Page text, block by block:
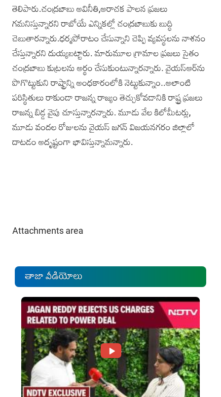
తెలిపారు.చంద్రబాబు అవినీతి,అరాచక పాలన ప్రజలు
గమనిస్తున్నారని రాబోయే ఎన్నికల్లో చంద్రబాబుకు బుద్ధి
చెబుతారన్నారు.ధర్మపోరాటం చేసున్నాని చెప్పి వ్యవస్థలను నాశనం
చేస్తున్నారని దుయ్యబట్టారు. మారుమూల గ్రామాల ప్రజలు సైతం
చంద్రబాబు కుట్రలను అర్థం చేసుకుంటున్నారన్నారు. వైయస్‌ఆర్‌ను
పొగొట్టుకుని రాష్ట్రాన్ని అంధకారంలోకి నెట్టుకున్నాం..అలాంటి
పరిస్థితులు రాకుండా రాజన్న రాజ్యం తెచ్చుకోవడానికి రాష్ట్ర ప్రజలు
రాజన్న బిడ్డ వైపు చూస్తున్నారన్నారు. మూడు వేల కిలోమీటర్లు,
మూడు వందల రోజులను వైయస్‌ జగన్‌ విజయనగరం జిల్లాలో
దాటడం అదృష్టంగా భావిస్తున్నామన్నారు.
Attachments area
తాజా వీడియోలు